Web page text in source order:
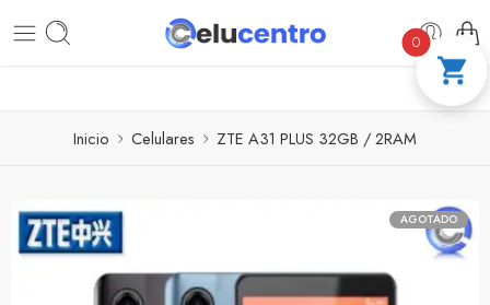
PAGA A CUOTAS CON ADDI COMPRA
Inicio Celulares ZTE A31 PLUS 32GB / 2RAM
AGOTADO
0